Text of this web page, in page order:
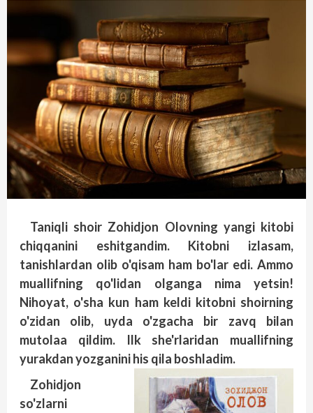
Taniqli shoir Zohidjon Olovning yangi kitobi
chiqqanini eshitgandim. Kitobni izlasam,
tanishlardan olib o'qisam ham bo'lar edi. Ammo
muallifning qo'lidan olganga nima yetsin!
Nihoyat, o'sha kun ham keldi kitobni shoirning
o'zidan olib, uyda o'zgacha bir zavq bilan
mutolaa qildim. Ilk she'rlaridan muallifning
yurakdan yozganini his qila boshladim.
Zohidjon
so'zlarni